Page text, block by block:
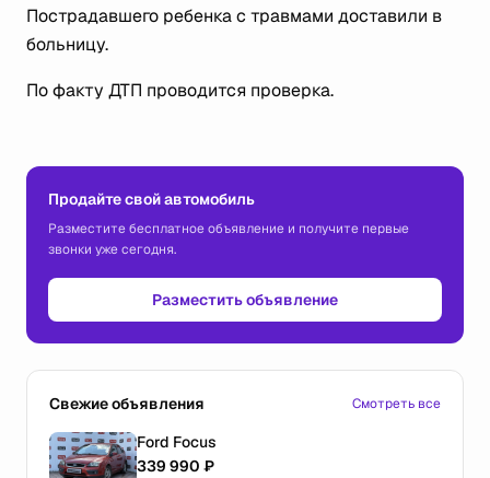
Пострадавшего ребенка с травмами доставили в
больницу.
По факту ДТП проводится проверка.
Продайте свой автомобиль
Разместите бесплатное объявление и получите первые
звонки уже сегодня.
Разместить объявление
Свежие объявления Смотреть все
Ford Focus
339 990 ₽